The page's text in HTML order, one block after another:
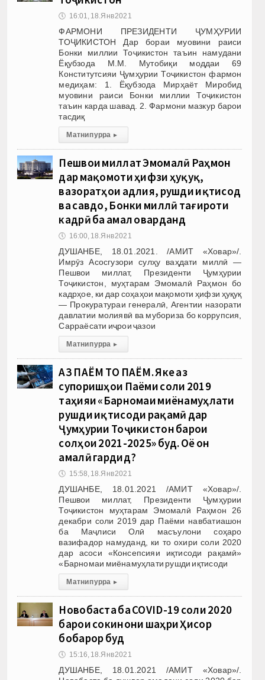
🕔 16:01, 18.Янв 2021
ФАРМОНИ ПРЕЗИДЕНТИ ҶУМҲУРИИ
ТОҶИКИСТОН Дар бораи муовини раиси
Бонки миллии Тоҷикистон таъин намудани
Ёқубзода М.М. Мутобиқи моддаи 69
Конститутсияи Ҷумҳурии Тоҷикистон фармон
медиҳам: 1. Ёқубзода Мирҳаёт Миробид
муовини раиси Бонки миллии Тоҷикистон
таъин карда шавад. 2. Фармони мазкур барои
тасдиқ
Матни пурра ▸
Пешвои миллат Эмомалӣ Раҳмон
дар мақомоти ҳифзи ҳуқуқ,
вазоратҳои адлия, рушди иқтисод
ва савдо, Бонки миллӣ тағироти
кадрӣ ба амал оварданд
🕔 16:00, 18.Янв 2021
ДУШАНБЕ, 18.01.2021. /АМИТ «Ховар»/.
Имрӯз Асосгузори сулҳу ваҳдати миллӣ —
Пешвои миллат, Президенти Ҷумҳурии
Тоҷикистон, муҳтарам Эмомалӣ Раҳмон бо
кадрҳое, ки дар соҳаҳои мақомоти ҳифзи ҳуқуқ
— Прокуратураи генералӣ, Агентии назорати
давлатии молиявӣ ва мубориза бо коррупсия,
Сарраёсати иҷрои ҷазои
Матни пурра ▸
АЗ ПАЁМ ТО ПАЁМ. Яке аз
супоришҳои Паёми соли 2019
таҳияи «Барномаи миёнамуҳлати
рушди иқтисоди рақамӣ дар
Ҷумҳурии Тоҷикистон барои
солҳои 2021-2025» буд. Оё он
амалӣ гардид?
🕔 15:58, 18.Янв 2021
ДУШАНБЕ, 18.01.2021 /АМИТ «Ховар»/.
Пешвои миллат, Президенти Ҷумҳурии
Тоҷикистон муҳтарам Эмомалӣ Раҳмон 26
декабри соли 2019 дар Паёми навбатиашон
ба Маҷлиси Олӣ масъулони соҳаро
вазифадор намуданд, ки то охири соли 2020
дар асоси «Консепсияи иқтисоди рақамӣ»
«Барномаи миёнамуҳлати рушди иқтисоди
Матни пурра ▸
Новобаста ба COVID-19 соли 2020
барои сокинони шаҳри Ҳисор
бобарор буд
🕔 15:16, 18.Янв 2021
ДУШАНБЕ, 18.01.2021 /АМИТ «Ховар»/.